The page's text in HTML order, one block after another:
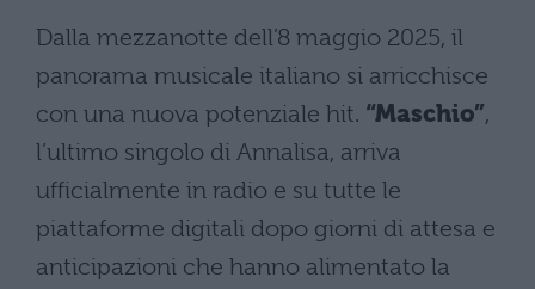
Dalla mezzanotte dell’8 maggio 2025, il
panorama musicale italiano si arricchisce
con una nuova potenziale hit. “Maschio”,
l’ultimo singolo di Annalisa, arriva
ufficialmente in radio e su tutte le
piattaforme digitali dopo giorni di attesa e
anticipazioni che hanno alimentato la